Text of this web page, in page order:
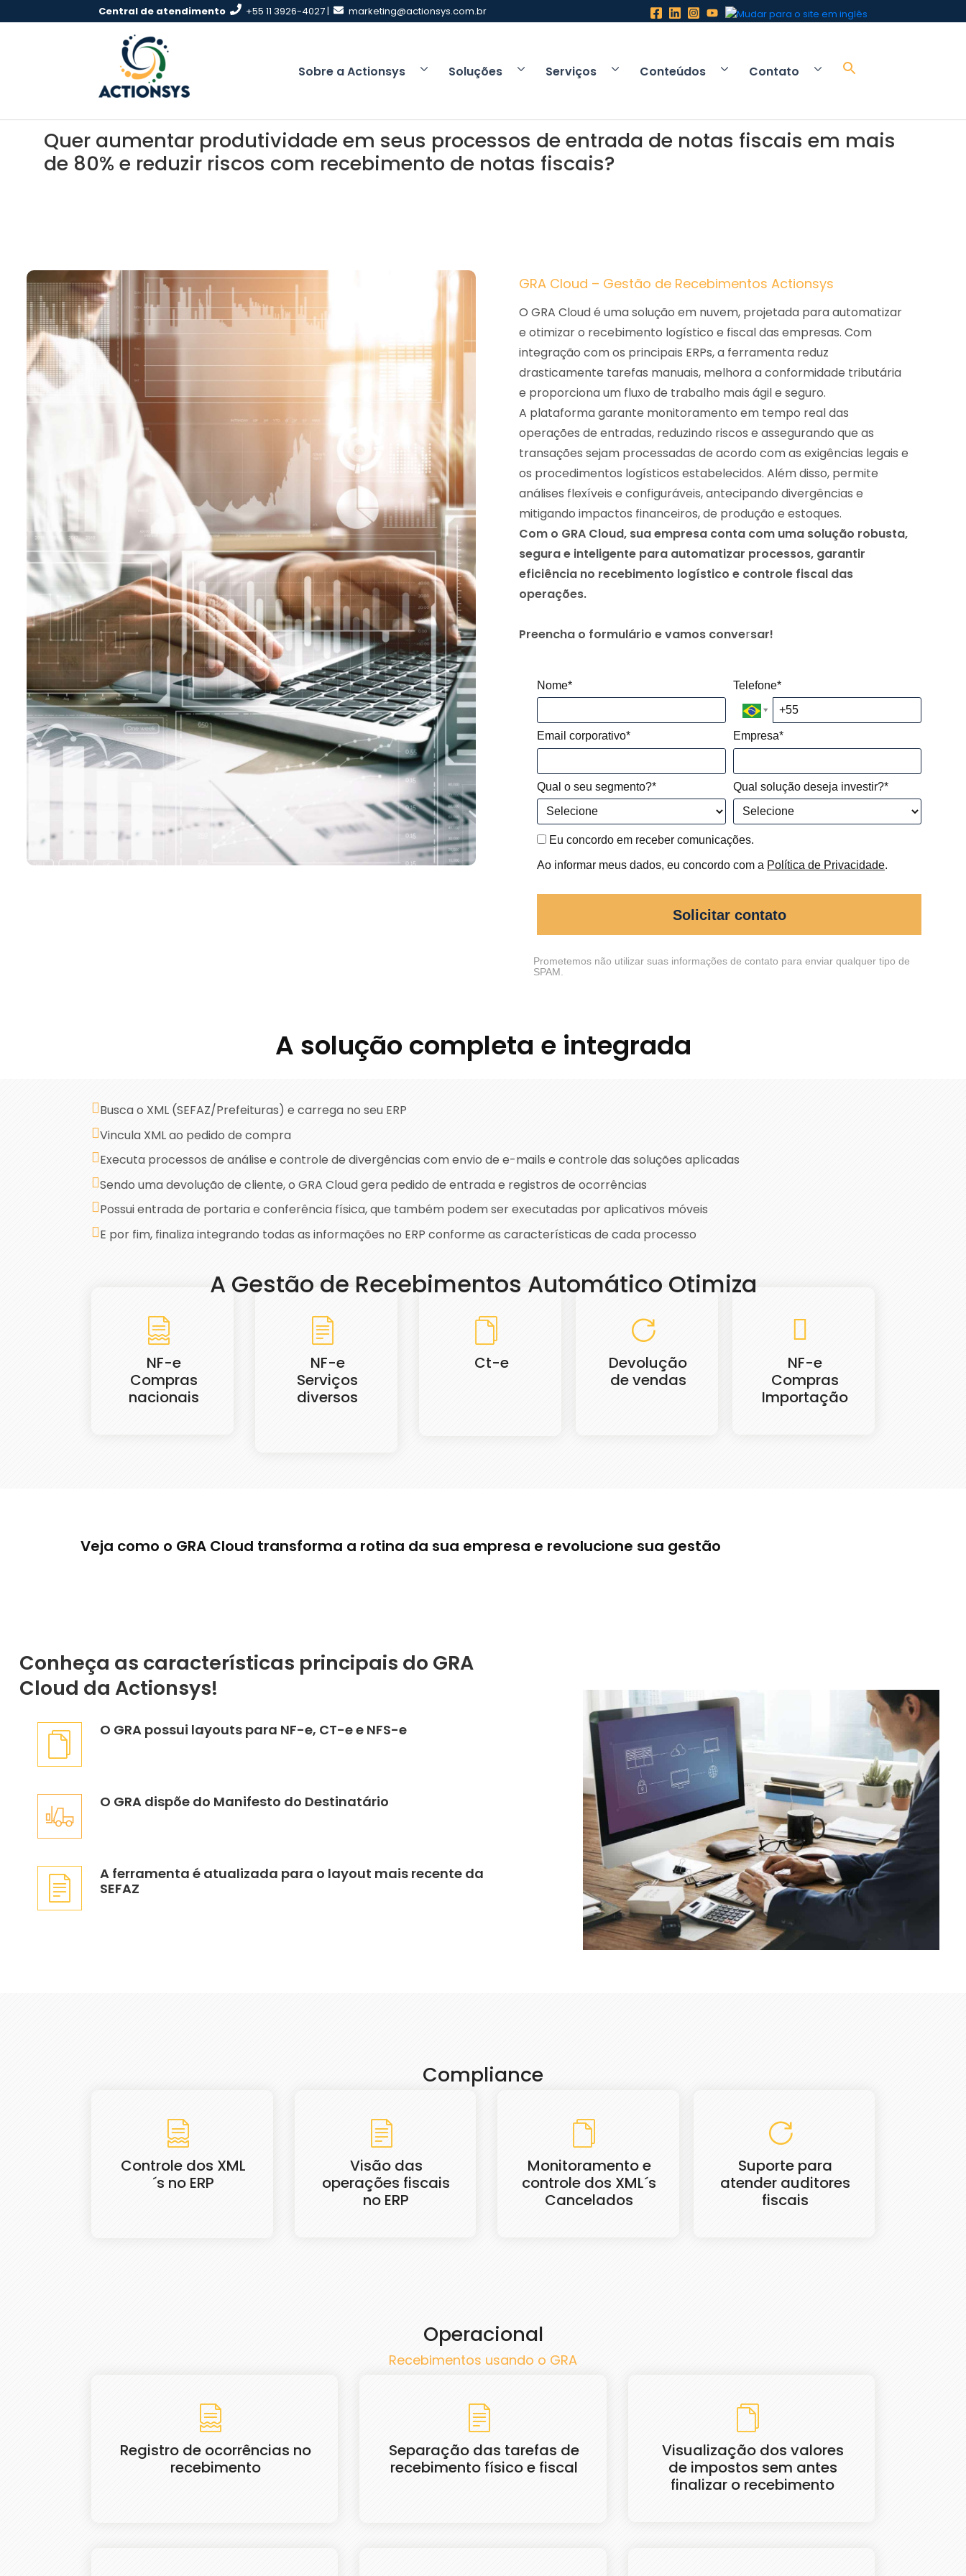
para
Central de atendimento +55 11 3926-4027 | marketing@actionsys.com.br
Sobre a Actionsys Soluções Serviços Conteúdos Contato
Quer aumentar produtividade em seus processos de entrada de notas fiscais em mais
de 80% e reduzir riscos com recebimento de notas fiscais?
GRA Cloud – Gestão de Recebimentos Actionsys
O GRA Cloud é uma solução em nuvem, projetada para automatizar
e otimizar o recebimento logístico e fiscal das empresas. Com
integração com os principais ERPs, a ferramenta reduz
drasticamente tarefas manuais, melhora a conformidade tributária
e proporciona um fluxo de trabalho mais ágil e seguro.
A plataforma garante monitoramento em tempo real das
operações de entradas, reduzindo riscos e assegurando que as
transações sejam processadas de acordo com as exigências legais e
os procedimentos logísticos estabelecidos. Além disso, permite
análises flexíveis e configuráveis, antecipando divergências e
mitigando impactos financeiros, de produção e estoques.
Com o GRA Cloud, sua empresa conta com uma solução robusta,
segura e inteligente para automatizar processos, garantir
eficiência no recebimento logístico e controle fiscal das
operações.
Preencha o formulário e vamos conversar!
Nome* Telefone*
Email corporativo* Empresa*
Qual o seu segmento?* Qual solução deseja investir?*
Eu concordo em receber comunicações.
Ao informar meus dados, eu concordo com a Política de Privacidade.
Solicitar contato
Prometemos não utilizar suas informações de contato para enviar qualquer tipo de
SPAM.
A solução completa e integrada
Busca o XML (SEFAZ/Prefeituras) e carrega no seu ERP
Vincula XML ao pedido de compra
Executa processos de análise e controle de divergências com envio de e-mails e controle das soluções aplicadas
Sendo uma devolução de cliente, o GRA Cloud gera pedido de entrada e registros de ocorrências
Possui entrada de portaria e conferência física, que também podem ser executadas por aplicativos móveis
E por fim, finaliza integrando todas as informações no ERP conforme as características de cada processo
A Gestão de Recebimentos Automático Otimiza
NF-e
Compras
nacionais
NF-e
Serviços
diversos
Ct-e
Devolução
de vendas
NF-e
Compras
Importação
Veja como o GRA Cloud transforma a rotina da sua empresa e revolucione sua gestão
Conheça as características principais do GRA
Cloud da Actionsys!
O GRA possui layouts para NF-e, CT-e e NFS-e
O GRA dispõe do Manifesto do Destinatário
A ferramenta é atualizada para o layout mais recente da
SEFAZ
Compliance
Controle dos XML
´s no ERP
Visão das
operações fiscais
no ERP
Monitoramento e
controle dos XML´s
Cancelados
Suporte para
atender auditores
fiscais
Recebimentos usando o GRA
Operacional
Registro de ocorrências no
recebimento
Separação das tarefas de
recebimento físico e fiscal
Visualização dos valores
de impostos sem antes
finalizar o recebimento